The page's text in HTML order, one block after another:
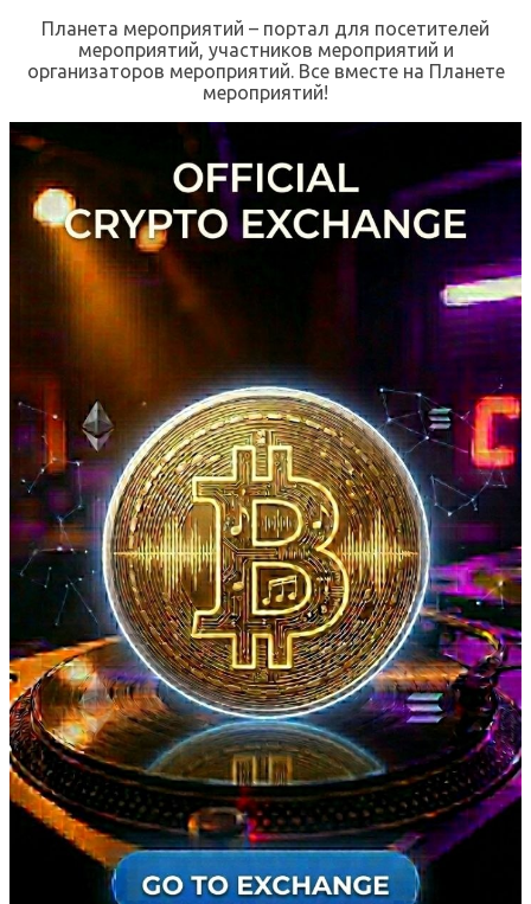
Планета мероприятий – портал для посетителей
мероприятий, участников мероприятий и
организаторов мероприятий. Все вместе на Планете
мероприятий!